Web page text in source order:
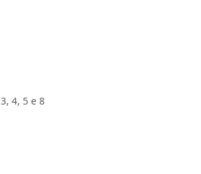
4, 5 e 8